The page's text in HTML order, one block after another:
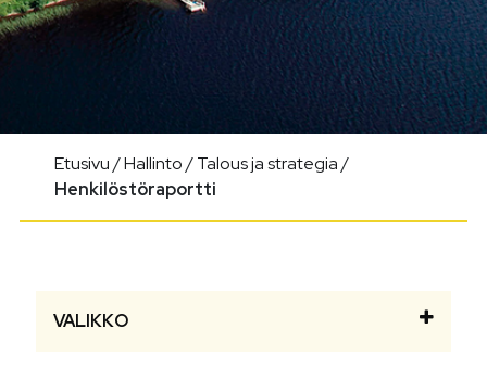
Etusivu/Hallinto/Talous ja strategia/
Henkilöstöraportti
VALIKKO